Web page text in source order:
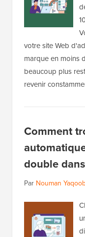
votre site Web
marque en moins
beaucoup plus
revenir
Comment
double
Par Nouman